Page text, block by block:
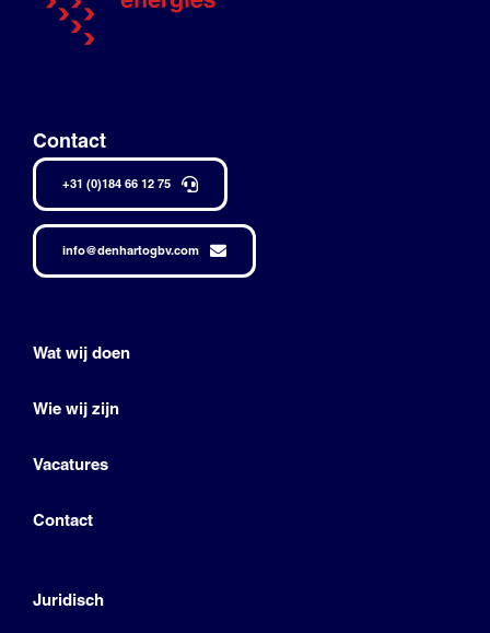
Contact
+31 (0)184 66 12 75
info@denhartogbv.com
Wat wij doen
Wie wij zijn
Vacatures
Contact
Juridisch